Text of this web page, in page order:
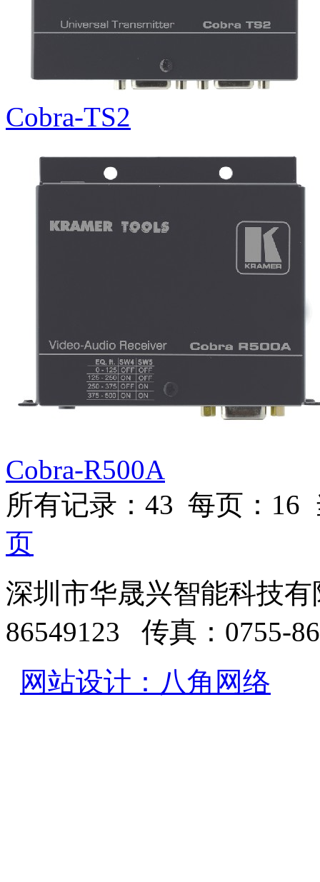
Cobra-TS2
Cobra-R500A
所有记录：43 每页：
页
深圳市华晟兴智能科技
86549123 传真：0755-
网站设计：八角网络